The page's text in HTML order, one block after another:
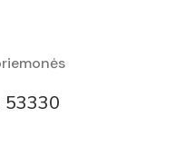
53330